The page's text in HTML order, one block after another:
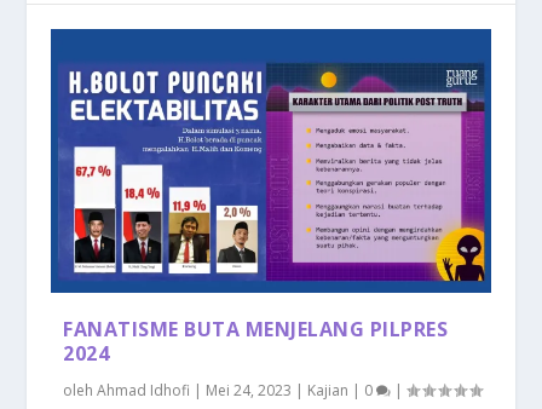
FANATISME BUTA MENJELANG PILPRES
2024
olehAhmad Idhofi | Mei 24, 2023 | Kajian | 0 |